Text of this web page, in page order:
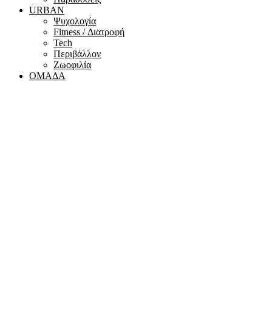
URBAN
Ψυχολογία
Fitness / Διατροφή
Tech
Περιβάλλον
Ζωοφιλία
ΟΜΑΔΑ